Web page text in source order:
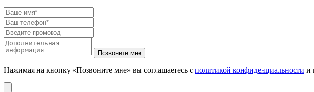
Нажимая на кнопку «Позвоните мне» вы соглашаетесь с политикой конфиденциальности и